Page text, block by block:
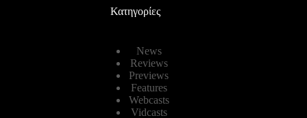
Κατηγορίες
News
Reviews
Previews
Features
Webcasts
Vidcasts